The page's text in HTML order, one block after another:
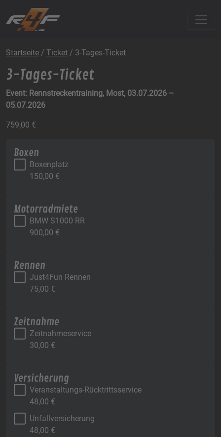
Startseite / Ticket / 3-Tages-Ticket
3-Tages-Ticket
Event: Rennstreckentraining, Most, 03.07.2026 –
05.07.2026
759,00 €
Boxen
Boxenplatz
150,00 €
Motorradmiete
BMW S1000 RR
900,00 €
Rennen
Just4Fun Rennen
75,00 €
Zeitnahme
Zeitnahmeservice
30,00 €
Versicherung
Veranstaltungs-Rücktrittsservice
48,00 €
Unfallversicherung
48,00 €